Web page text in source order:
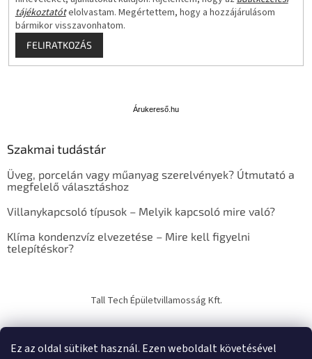
Ez az oldal sütiket használ. Ezen weboldalt követésével
tájékoztatótelolvastam. Megértettem, hogy a hozzájárulásom
bármikor visszavonhatom.
FELIRATKOZÁS
s
ő
Árukereső.hu
Szakmai tudástár
Üveg, porcelán vagy műanyag szerelvények? Útmutató a
megfelelő választáshoz
Villanykapcsoló típusok – Melyik kapcsoló mire való?
Klíma kondenzvíz elvezetése – Mire kell figyelni
telepítéskor?
Tall Tech Épületvillamosság Kft.